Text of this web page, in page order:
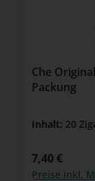
Che
Packung
Inhalt: 20
Regulärer Preis:
7,40 €
Preise inkl.